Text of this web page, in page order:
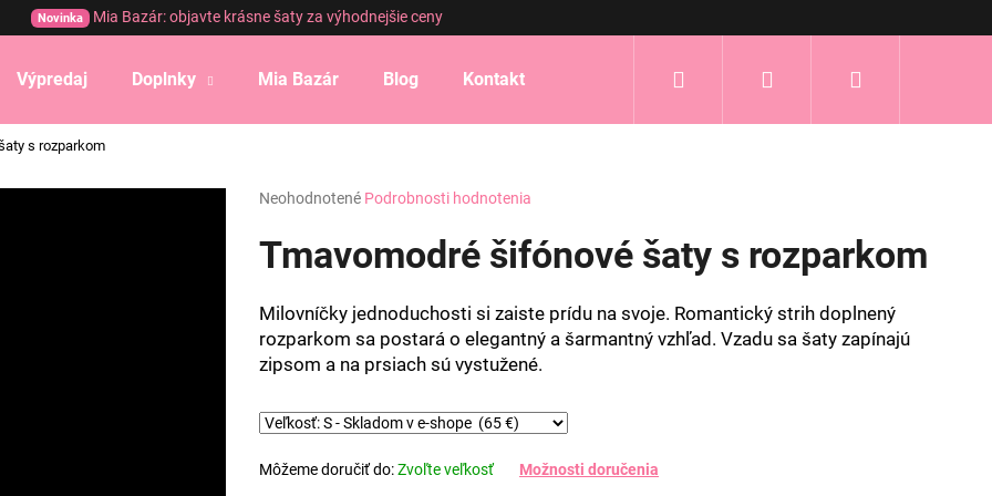
Novinka Mia Bazár: objavte krásne šaty za výhodnejšie ceny
Výpredaj Doplnky Mia Bazár Blog Kontakt Prihlásenie
s rozparkom
Priemerné
produktu
5
hviezdičiek.
Neohodnotené Podrobnosti hodnotenia
Tmavomodré šifónové šaty s rozparkom
Milovníčky jednoduchosti si zaiste prídu na svoje. Romantický strih doplnený
rozparkom sa postará o elegantný a šarmantný vzhľad. Vzadu sa šaty zapínajú
zipsom a na prsiach sú vystužené.
Môžeme doručiť do:Zvoľte veľkosť Možnosti doručenia
Čo potrebujete nájsť?
HĽADAŤ